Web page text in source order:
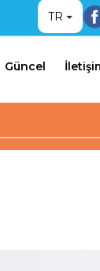
TR
Güncel